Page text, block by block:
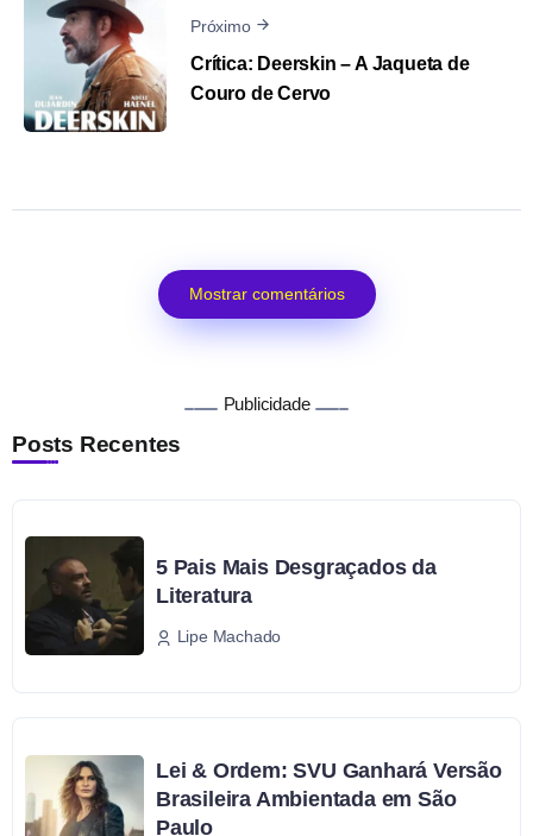
Próximo
Crítica: Deerskin – A Jaqueta de
Couro de Cervo
Mostrar comentários
Publicidade
Posts Recentes
5 Pais Mais Desgraçados da
Literatura
Lipe Machado
Lei & Ordem: SVU Ganhará Versão
Brasileira Ambientada em São
Paulo